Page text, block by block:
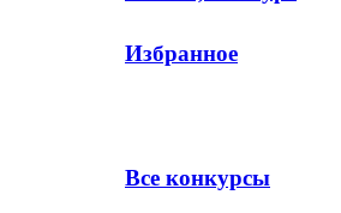
Избранное
Все конкурсы